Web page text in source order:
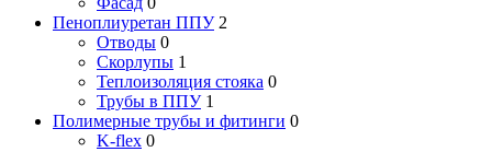
Пеноплиуретан ППУ 2
Отводы 0
Скорлупы 1
Теплоизоляция стояка 0
Трубы в ППУ 1
Полимерные трубы и фитинги 0
K-flex 0